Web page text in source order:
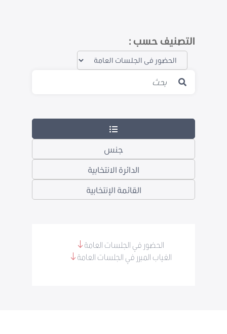
التصنيف حسب :
جنس
الدائرة الانتخابية
القائمة الإنتخابية
الحضور في الجلسات العامة
الغياب المبرر في الجلسات العامة